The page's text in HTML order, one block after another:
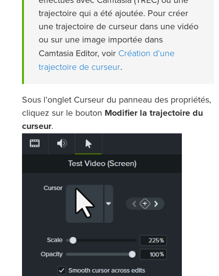
trajectoire qui a été ajoutée. Pour créer
une trajectoire de curseur dans une vidéo
ou sur une image importée dans
Camtasia Editor, voir Création d’une
trajectoire de curseur.
Sous l’onglet Curseur du panneau des propriétés,
cliquez sur le bouton Modifier la trajectoire du
curseur.